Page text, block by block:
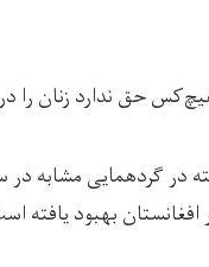
حق ندارد زنان را در
در گردهمایی مشابه
بهبود یافته